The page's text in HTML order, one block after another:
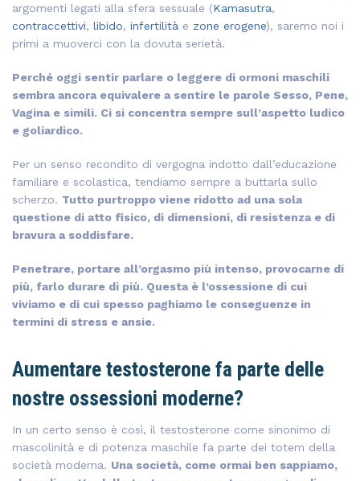
argomenti legati alla sfera sessuale (Kamasutra,
contraccettivi, libido, infertilità e zone erogene), saremo noi i
primi a muoverci con la dovuta serietà.
Perché oggi sentir parlare o leggere di ormoni maschili
sembra ancora equivalere a sentire le parole Sesso, Pene,
Vagina e simili. Ci si concentra sempre sull’aspetto ludico
e goliardico.
Per un senso recondito di vergogna indotto dall’educazione
familiare e scolastica, tendiamo sempre a buttarla sullo
scherzo. Tutto purtroppo viene ridotto ad una sola
questione di atto fisico, di dimensioni, di resistenza e di
bravura a soddisfare.
Penetrare, portare all’orgasmo più intenso, provocarne di
più, farlo durare di più. Questa è l’ossessione di cui
viviamo e di cui spesso paghiamo le conseguenze in
termini di stress e ansie.
Aumentare testosterone fa parte delle
nostre ossessioni moderne?
In un certo senso è così, il testosterone come sinonimo di
mascolinità e di potenza maschile fa parte dei totem della
società moderna. Una società, come ormai ben sappiamo,